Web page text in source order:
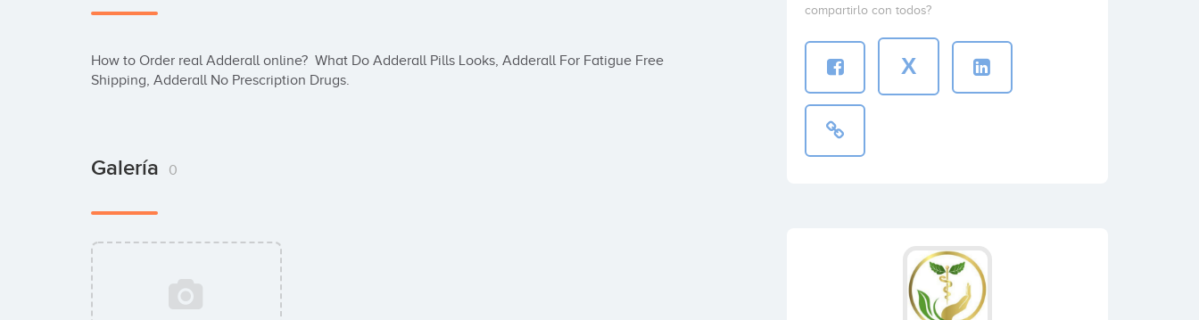
How to Order real Adderall online?  What Do Adderall Pills Looks, Adderall For Fatigue Free
Shipping, Adderall No Prescription Drugs.
Galería 0
compartirlo con todos?
X